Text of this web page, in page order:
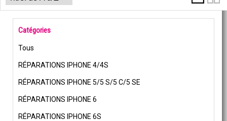
Catégories
Tous
RÉPARATIONS IPHONE 4/4S
RÉPARATIONS IPHONE 5/5 S/5 C/5 SE
RÉPARATIONS IPHONE 6
RÉPARATIONS IPHONE 6S